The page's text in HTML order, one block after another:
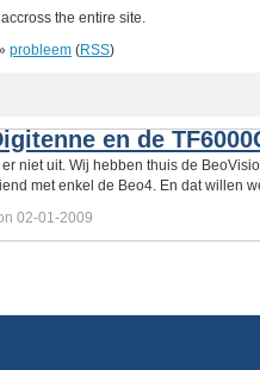
the entire site.
probleem (RSS)
en de
niet uit. Wij hebben thuis de
met enkel de Beo4. En dat willen
02-01-2009